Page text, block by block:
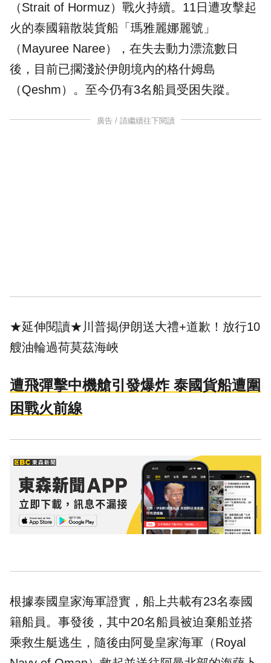
（Strait of Hormuz）戰火持續。11日遭攻擊起
火的泰國籍散裝貨船 「瑪雅麗娜麗號」
（Mayuree Naree），在失去動力漂流數日
後，目前已擱淺於伊朗境內的格什姆島
（Qeshm）。至今仍有3名船員受困失蹤。
廣告 / 請繼續往下閱讀
★延伸閱讀★ 川普揭伊朗送大禮+道歉！放行10
艘油輪過荷莫茲海峽
遭飛彈擊中機艙引發爆炸 泰國貨船遭圍
困戰火前線
根據泰國皇家海軍證實，船上共載有23名泰國
籍船員。事發後，其中20名船員被迫棄船並搭
乘救生艇逃生，隨後由阿曼皇家海軍（Royal